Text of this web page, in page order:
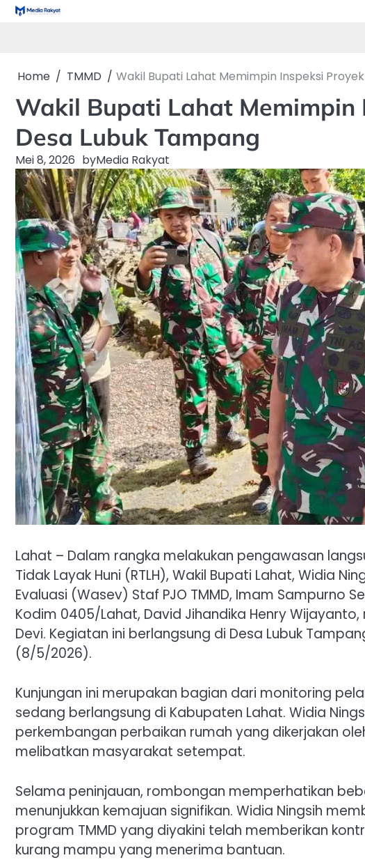
Skip
Home TMMD Wakil Bupati Lahat Memimpin Inspeksi
Wakil Bupati Lahat Memimpin
Desa Lubuk Tampang
Mei 8, 2026 byMedia Rakyat
Lahat – Dalam rangka melakukan pengawasan
Tidak Layak Huni (RTLH), Wakil Bupati Lahat, Widia
Evaluasi (Wasev) Staf PJO TMMD, Imam Sampurno
Kodim 0405/Lahat, David Jihandika Henry
Devi. Kegiatan ini berlangsung di Desa Lubuk
(8/5/2026).
Kunjungan ini merupakan bagian dari monitoring
sedang berlangsung di Kabupaten Lahat. Widia
perkembangan perbaikan rumah yang dikerjakan
melibatkan masyarakat setempat.
Selama peninjauan, rombongan memperhatikan
menunjukkan kemajuan signifikan. Widia Ningsih
program TMMD yang diyakini telah memberikan
kurang mampu yang menerima bantuan.